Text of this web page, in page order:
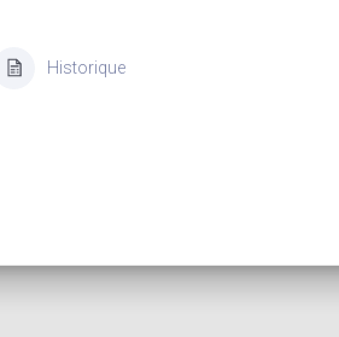
Historique